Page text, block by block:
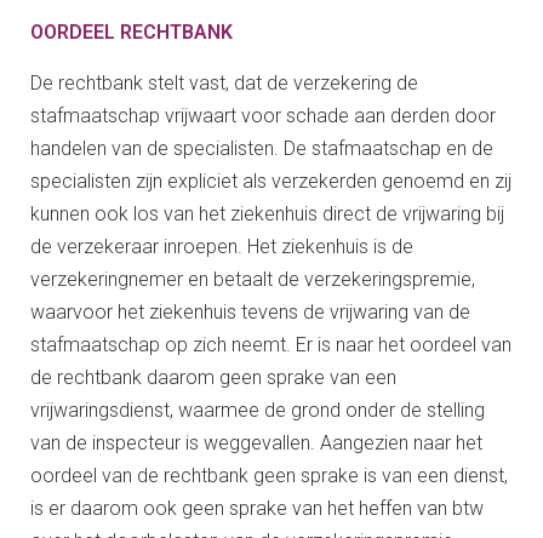
OORDEEL RECHTBANK
De rechtbank stelt vast, dat de verzekering de
stafmaatschap vrijwaart voor schade aan derden door
handelen van de specialisten. De stafmaatschap en de
specialisten zijn expliciet als verzekerden genoemd en zij
kunnen ook los van het ziekenhuis direct de vrijwaring bij
de verzekeraar inroepen. Het ziekenhuis is de
verzekeringnemer en betaalt de verzekeringspremie,
waarvoor het ziekenhuis tevens de vrijwaring van de
stafmaatschap op zich neemt. Er is naar het oordeel van
de rechtbank daarom geen sprake van een
vrijwaringsdienst, waarmee de grond onder de stelling
van de inspecteur is weggevallen. Aangezien naar het
oordeel van de rechtbank geen sprake is van een dienst,
is er daarom ook geen sprake van het heffen van btw